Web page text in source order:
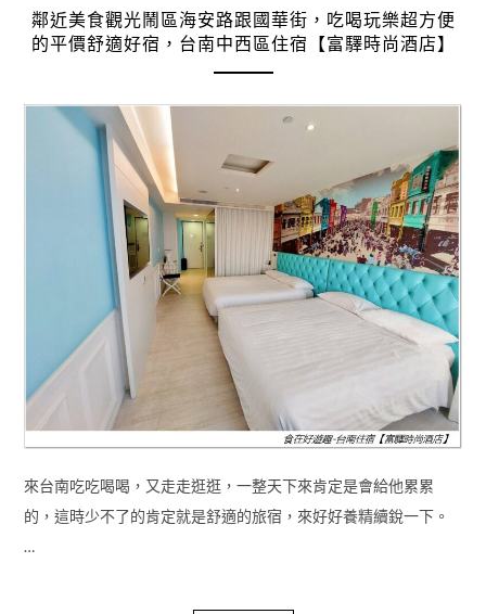
鄰近美食觀光鬧區海安路跟國華街，吃喝玩樂超方便
的平價舒適好宿，台南中西區住宿【富驛時尚酒店】
來台南吃吃喝喝，又走走逛逛，一整天下來肯定是會給他累累
的，這時少不了的肯定就是舒適的旅宿，來好好養精續銳一下。
…